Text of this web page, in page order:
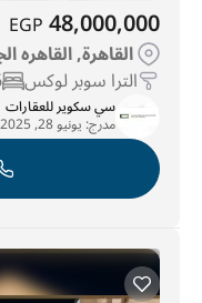
48,000,000
EGP
القاهرة,
الترا سوبر لوكس
سي سكوير للعقارات
مدرج: يونيو 28, 2025